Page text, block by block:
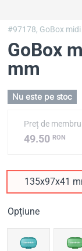
#97178, GoBox midi
GoBox
mm
Nu este pe stoc
Preț de membru
49.50 RON
135х97х41
Opțiune